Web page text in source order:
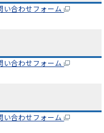
い合わせフォーム
い合わせフォーム
い合わせフォーム